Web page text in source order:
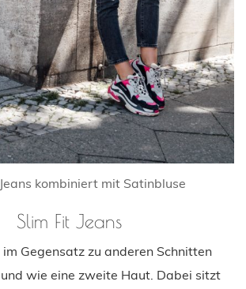
kombiniert mit Satinbluse
Slim Fit Jeans
im Gegensatz zu anderen Schnitten
wie eine zweite Haut. Dabei sitzt